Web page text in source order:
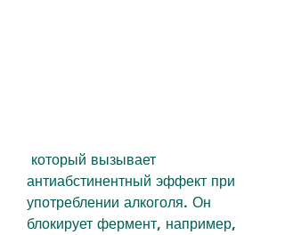
антиабстинентный эффект при
употреблении алкоголя. Он
блокирует фермент, например,